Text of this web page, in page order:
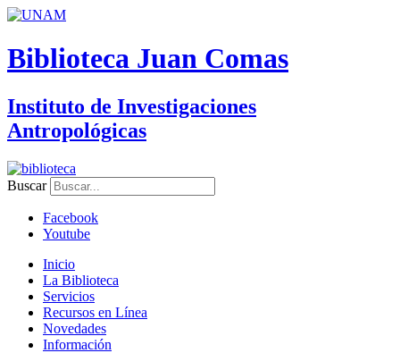
Biblioteca Juan Comas
Instituto de Investigaciones
Antropológicas
Buscar
Facebook
Youtube
Inicio
La Biblioteca
Servicios
Recursos en Línea
Novedades
Información